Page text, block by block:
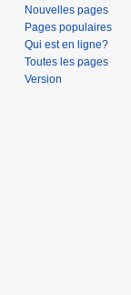
Nouvelles pages
Pages populaires
Qui est en ligne?
Toutes les pages
Version